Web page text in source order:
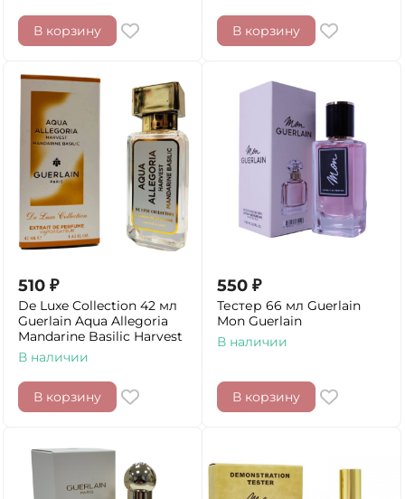
В корзину В корзину
510 ₽
De Luxe Collection 42 мл
Guerlain Aqua Allegoria
Mandarine Basilic Harvest
В наличии
В корзину
550 ₽
Тестер 66 мл Guerlain
Mon Guerlain
В наличии
В корзину